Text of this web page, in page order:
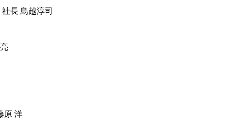
社長 鳥越淳司